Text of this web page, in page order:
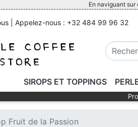
En naviguant
| Appelez-nous : +32 484 99 96 32
SIROPS ET TOPPINGS
Fruit de la Passion